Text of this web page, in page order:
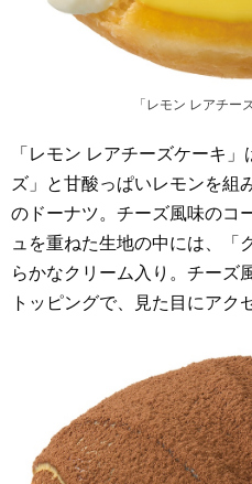
「レモン レアチー
「レモン レアチーズケーキ
ズ」と甘酸っぱいレモンを組
のドーナツ。チーズ風味のコ
ュを重ねた生地の中には、「
らかなクリーム入り。チーズ
トッピングで、見た目にアク